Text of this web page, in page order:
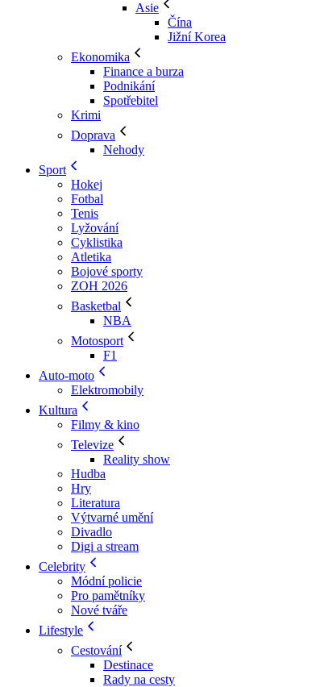
Asie
Čína
Jižní Korea
Ekonomika
Finance a burza
Podnikání
Spotřebitel
Krimi
Doprava
Nehody
Sport
Hokej
Fotbal
Tenis
Lyžování
Cyklistika
Atletika
Bojové sporty
ZOH 2026
Basketbal
NBA
Motosport
F1
Auto-moto
Elektromobily
Kultura
Filmy & kino
Televize
Reality show
Hudba
Hry
Literatura
Výtvarné umění
Divadlo
Digi a stream
Celebrity
Módní policie
Pro pamětníky
Nové tváře
Lifestyle
Cestování
Destinace
Rady na cesty